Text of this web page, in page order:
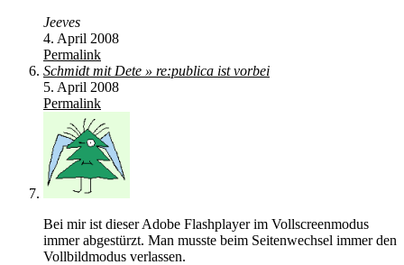
Jeeves
4. April 2008
Permalink
Schmidt mit Dete » re:publica ist vorbei
5. April 2008
Permalink
Bei mir ist dieser Adobe Flashplayer im Vollscreenmodus
immer abgestürzt. Man musste beim Seitenwechsel immer den
Vollbildmodus verlassen.